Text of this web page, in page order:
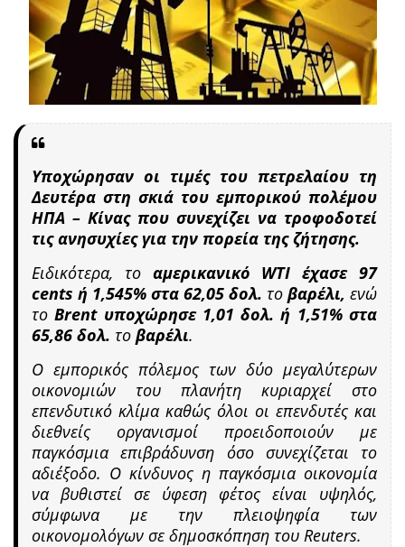
Υποχώρησαν οι τιμές του πετρελαίου τη
Δευτέρα στη σκιά του εμπορικού πολέμου
ΗΠΑ – Κίνας που συνεχίζει να τροφοδοτεί
τις ανησυχίες για την πορεία της ζήτησης.
Ειδικότερα, το αμερικανικό WTI έχασε 97
cents ή 1,545% στα 62,05 δολ. το βαρέλι, ενώ
το Brent υποχώρησε 1,01 δολ. ή 1,51% στα
65,86 δολ. το βαρέλι.
Ο εμπορικός πόλεμος των δύο μεγαλύτερων
οικονομιών του πλανήτη κυριαρχεί στο
επενδυτικό κλίμα καθώς όλοι οι επενδυτές και
διεθνείς οργανισμοί προειδοποιούν με
παγκόσμια επιβράδυνση όσο συνεχίζεται το
αδιέξοδο. Ο κίνδυνος η παγκόσμια οικονομία
να βυθιστεί σε ύφεση φέτος είναι υψηλός,
σύμφωνα με την πλειοψηφία των
οικονομολόγων σε δημοσκόπηση του Reuters.